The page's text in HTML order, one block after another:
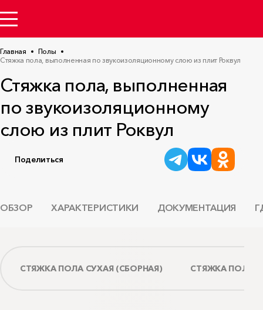
Главная
Полы
Стяжка пола, выполненная по звукоизоляционному слою из плит Роквул
Стяжка пола, выполненная
по звукоизоляционному
слою из плит Роквул
Поделиться
ОБЗОР ХАРАКТЕРИСТИКИ ДОКУМЕНТАЦИЯ
СТЯЖКА ПОЛА СУХАЯ (СБОРНАЯ) СТЯЖКА ПОЛА